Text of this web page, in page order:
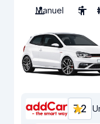
Manuel
5
7,2